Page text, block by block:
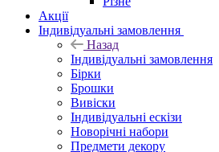
Акції
Індивідуальні замовлення
Назад
Індивідуальні замовлення
Бірки
Брошки
Вивіски
Індивідуальні ескізи
Новорічні набори
Предмети декору